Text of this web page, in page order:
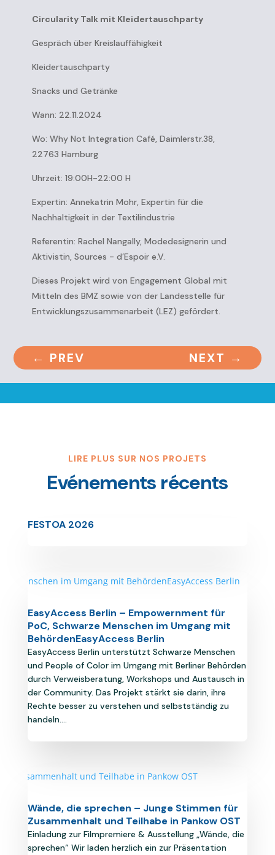
Circularity Talk mit Kleidertauschparty
Gespräch über Kreislauffähigkeit
Kleidertauschparty
Snacks und Getränke
Wann: 22.11.2024
Wo: Why Not Integration Café, Daimlerstr.38,
22763 Hamburg
Uhrzeit: 19:00H-22:00 H
Expertin: Annekatrin Mohr, Expertin für die
Nachhaltigkeit in der Textilindustrie
Referentin: Rachel Nangally, Modedesignerin und
Aktivistin, Sources - d’Espoir e.V.
Dieses Projekt wird von Engagement Global mit
Mitteln des BMZ sowie von der Landesstelle für
Entwicklungszusammenarbeit (LEZ) gefördert.
← PREV NEXT →
LIRE PLUS SUR NOS PROJETS
Evénements récents
FESTOA 2026
EasyAccess Berlin – Empowernment für
PoC, Schwarze Menschen im Umgang mit
BehördenEasyAccess Berlin
EasyAccess Berlin unterstützt Schwarze Menschen
und People of Color im Umgang mit Berliner Behörden
durch Verweisberatung, Workshops und Austausch in
der Community. Das Projekt stärkt sie darin, ihre
Rechte besser zu verstehen und selbstständig zu
handeln....
Wände, die sprechen – Junge Stimmen für
Zusammenhalt und Teilhabe in Pankow OST
Einladung zur Filmpremiere & Ausstellung „Wände, die
sprechen“ Wir laden herzlich ein zur Präsentation